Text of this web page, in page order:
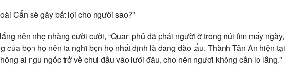
Cẩn sẽ gây bất lợi cho người sao?”
nên nhẹ nhàng cười cười, “Quan phủ đã phái người ở trong núi tìm mấy ngày,
của bọn họ nên ta nghĩ bọn họ nhất định là đang đào tẩu. Thành Tân An hiện tại
ai ngu ngốc trở về chui đầu vào lưới đâu, cho nên ngươi không cần lo lắng.”